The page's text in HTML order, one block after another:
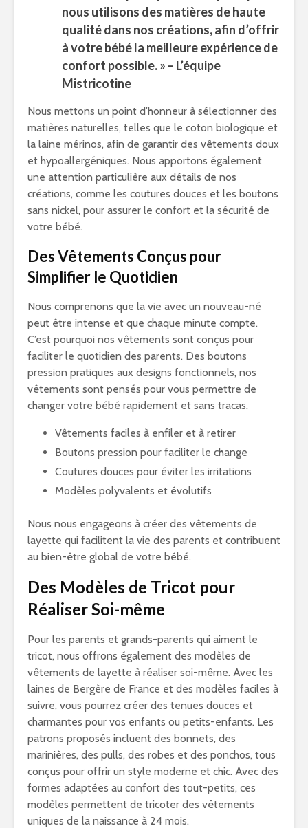
nous utilisons des matières de haute
qualité dans nos créations, afin d’offrir
à votre bébé la meilleure expérience de
confort possible. » – L’équipe
Mistricotine
Nous mettons un point d’honneur à sélectionner des
matières naturelles, telles que le coton biologique et
la laine mérinos, afin de garantir des vêtements doux
et hypoallergéniques. Nous apportons également
une attention particulière aux détails de nos
créations, comme les coutures douces et les boutons
sans nickel, pour assurer le confort et la sécurité de
votre bébé.
Des Vêtements Conçus pour
Simplifier le Quotidien
Nous comprenons que la vie avec un nouveau-né
peut être intense et que chaque minute compte.
C’est pourquoi nos vêtements sont conçus pour
faciliter le quotidien des parents. Des boutons
pression pratiques aux designs fonctionnels, nos
vêtements sont pensés pour vous permettre de
changer votre bébé rapidement et sans tracas.
Vêtements faciles à enfiler et à retirer
Boutons pression pour faciliter le change
Coutures douces pour éviter les irritations
Modèles polyvalents et évolutifs
Nous nous engageons à créer des vêtements de
layette qui facilitent la vie des parents et contribuent
au bien-être global de votre bébé.
Des Modèles de Tricot pour
Réaliser Soi-même
Pour les parents et grands-parents qui aiment le
tricot, nous offrons également des modèles de
vêtements de layette à réaliser soi-même. Avec les
laines de Bergère de France et des modèles faciles à
suivre, vous pourrez créer des tenues douces et
charmantes pour vos enfants ou petits-enfants. Les
patrons proposés incluent des bonnets, des
marinières, des pulls, des robes et des ponchos, tous
conçus pour offrir un style moderne et chic. Avec des
formes adaptées au confort des tout-petits, ces
modèles permettent de tricoter des vêtements
uniques de la naissance à 24 mois.